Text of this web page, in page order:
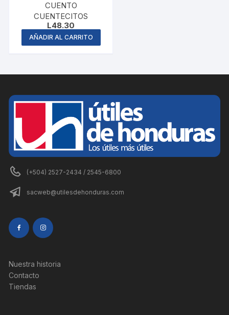
CUENTO
CUENTECITOS
L48.30
AÑADIR AL CARRITO
(+504) 2527-2434 / 2545-6800
sacweb@utilesdehonduras.com
Nuestra historia
Contacto
Tiendas